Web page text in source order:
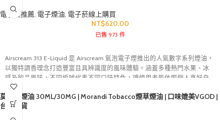
電子煙推薦 電子煙油 電子菸線上購買
NT$620.00
已售 973 件
Airscream 313 E-Liquid 是 Airscream 氣泡電子煙推出的人氣數字系列煙油，
以獨特調香理念打造豐富且具辨識度的風味體驗。涵蓋多種熱門水果、冰
感及飲品風味，不同編號代表不同口味特色，讓使用者能依照個人喜好自
由選擇。英國原裝進口品質保障，適用於多數開放式與注油式電子煙設
莫蘭迪煙油 30ML/30MG | Morandi Tobacco煙草煙油 | 口味媲美VGOD |
台灣現貨